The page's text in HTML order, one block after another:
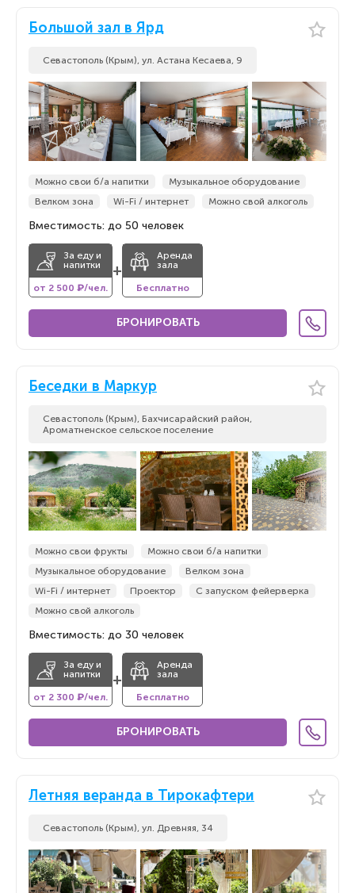
Стоимость на человека
По новизне
По новизне
Большой зал в Ярд
Севастополь (Крым), ул. Астана Кесаева, 9
Можно свои б/а напитки
Музыкальное оборудование
Велком зона
Wi-Fi / интернет Можно свой алкоголь
Вместимость: до 50 человек
За еду и
напитки
от 2 500 ₽/чел.
+
Аренда
зала
Бесплатно
БРОНИРОВАТЬ
Беседки в Маркур
Севастополь (Крым), Бахчисарайский район,
Ароматненское сельское поселение
Можно свои фрукты
Можно свои б/а напитки
Музыкальное оборудование
Велком зона
Wi-Fi / интернет
Проектор
С запуском фейерверка
Можно свой алкоголь
Вместимость: до 30 человек
За еду и
напитки
от 2 300 ₽/чел.
+
Аренда
зала
Бесплатно
БРОНИРОВАТЬ
Летняя веранда в Тирокафтери
Севастополь (Крым), ул. Древняя, 34